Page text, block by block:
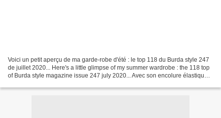
Voici un petit aperçu de ma garde-robe d'été : le top 118 du Burda style 247
de juillet 2020... Here's a little glimpse of my summer wardrobe : the 118 top
of Burda style magazine issue 247 july 2020... Avec son encolure élastiquée,